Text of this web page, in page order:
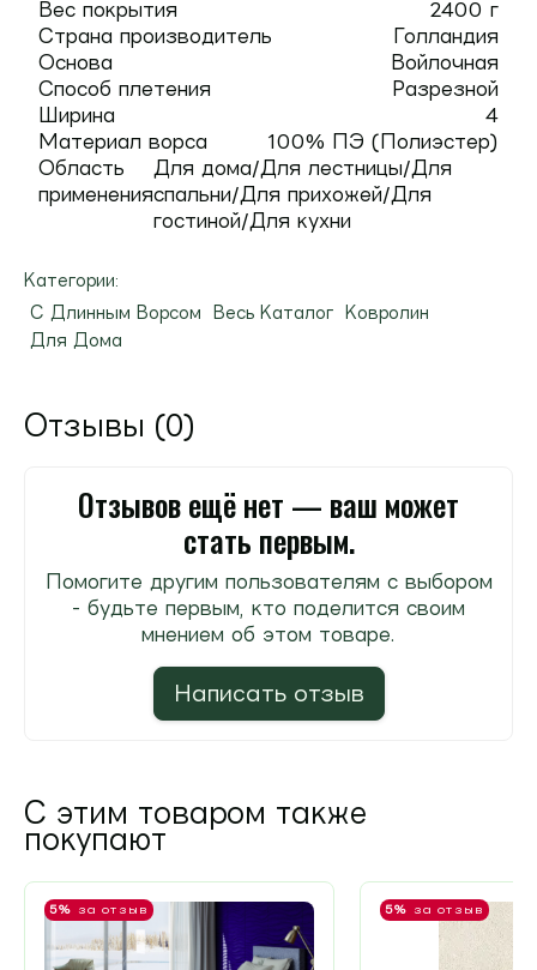
Вес покрытия
2400 г
Страна производитель
Голландия
Основа
Войлочная
Способ плетения
Разрезной
Ширина
4
Материал ворса
100% ПЭ (Полиэстер)
Область
применения
Для дома/Для лестницы/Для
спальни/Для прихожей/Для
гостиной/Для кухни
Категории:
С Длинным Ворсом
Весь Каталог
Ковролин
Для Дома
Отзывы (0)
Отзывов ещё нет — ваш может
стать первым.
Помогите другим пользователям с выбором
- будьте первым, кто поделится своим
мнением об этом товаре.
Написать отзыв
С этим товаром также
покупают
5% за отзыв 5% за отзыв